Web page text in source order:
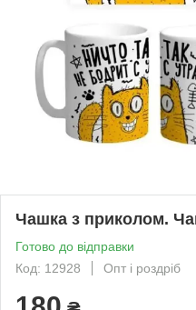
Чашка з приколом.
Готово до відправки
Код: 12928
Опт і роздріб